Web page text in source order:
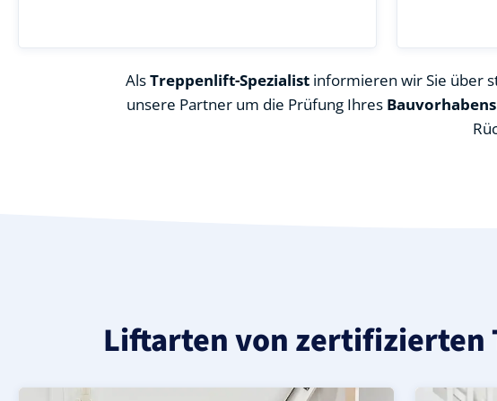
AlsTreppenlift-Spezialist informieren wir Sie über
unsere Partner um die Prüfung Ihres Bauvorhabens
Liftarten von zertifizierten